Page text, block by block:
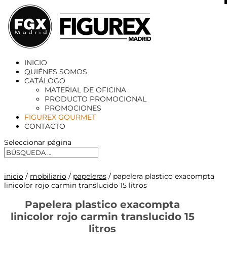
INICIO
QUIÉNES SOMOS
CATÁLOGO
MATERIAL DE OFICINA
PRODUCTO PROMOCIONAL
PROMOCIONES
FIGUREX GOURMET
CONTACTO
Seleccionar página
inicio / mobiliario / papeleras / papelera plastico exacompta
linicolor rojo carmin translucido 15 litros
Papelera plastico exacompta
linicolor rojo carmin translucido 15
litros